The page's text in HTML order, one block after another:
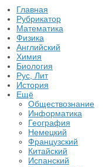
Главная
Рубрикатор
Математика
Физика
Английский
Химия
Биология
Рус, Лит
История
Ещё
Обществознание
Информатика
География
Немецкий
Французский
Китайский
Испанский